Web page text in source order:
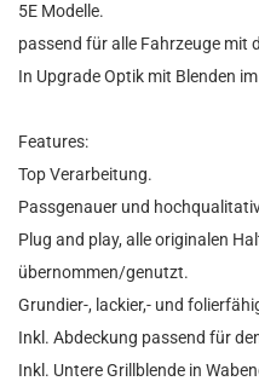
5E Modelle.
passend für alle Fahrzeuge mit
In Upgrade Optik mit Blenden
Features:
Top Verarbeitung.
Passgenauer und
Plug and play, alle originalen
übernommen/genutzt.
Grundier-, lackier,- und
Inkl. Abdeckung passend für
Inkl. Untere Grillblende in